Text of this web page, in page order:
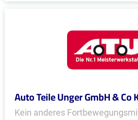
Auto Teile Unger GmbH & Co
Kein anderes